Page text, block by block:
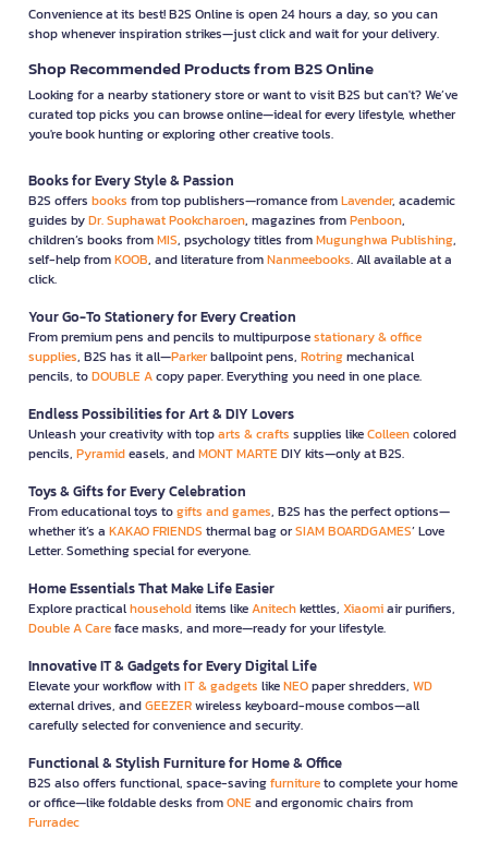
Convenience at its best! B2S Online is open 24 hours a day, so you can
shop whenever inspiration strikes—just click and wait for your delivery.
Shop Recommended Products from B2S Online
Looking for a nearby stationery store or want to visit B2S but can't? We’ve
curated top picks you can browse online—ideal for every lifestyle, whether
you're book hunting or exploring other creative tools.
Books for Every Style & Passion
B2S offers books from top publishers—romance fromLavender, academic
guides byDr. Suphawat Pookcharoen, magazines fromPenboon,
children’s books fromMIS, psychology titles fromMugunghwa Publishing,
self-help fromKOOB, and literature fromNanmeebooks. All available at a
click.
Your Go-To Stationery for Every Creation
From premium pens and pencils to multipurposestationary & office
supplies, B2S has it all—Parkerballpoint pens, Rotringmechanical
pencils, toDOUBLE Acopy paper. Everything you need in one place.
Endless Possibilities for Art & DIY Lovers
Unleash your creativity with toparts & crafts supplies likeColleencolored
pencils, Pyramideasels, andMONT MARTEDIY kits—only at B2S.
Toys & Gifts for Every Celebration
From educational toys togifts and games, B2S has the perfect options—
whether it’s a KAKAO FRIENDS thermal bag orSIAM BOARDGAMES’ Love
Letter. Something special for everyone.
Home Essentials That Make Life Easier
Explore practicalhouseholditems likeAnitechkettles, Xiaomiair purifiers,
Double A Careface masks, and more—ready for your lifestyle.
Innovative IT & Gadgets for Every Digital Life
Elevate your workflow withIT & gadgets likeNEOpaper shredders, WD
external drives, andGEEZERwireless keyboard-mouse combos—all
carefully selected for convenience and security.
Functional & Stylish Furniture for Home & Office
B2S also offers functional, space-savingfurnitureto complete your home
or office—like foldable desks fromONEand ergonomic chairs from
Furradec